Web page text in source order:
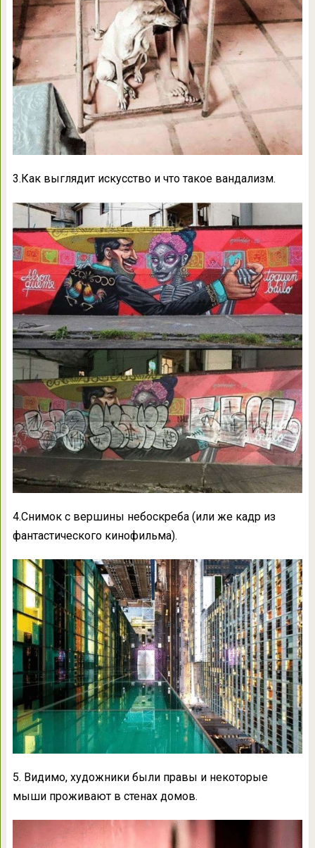
3.Как выглядит искусство и что такое вандализм.
4.Снимок с вершины небоскреба (или же кадр из
фантастического кинофильма).
5. Видимо, художники были правы и некоторые
мыши проживают в стенах домов.